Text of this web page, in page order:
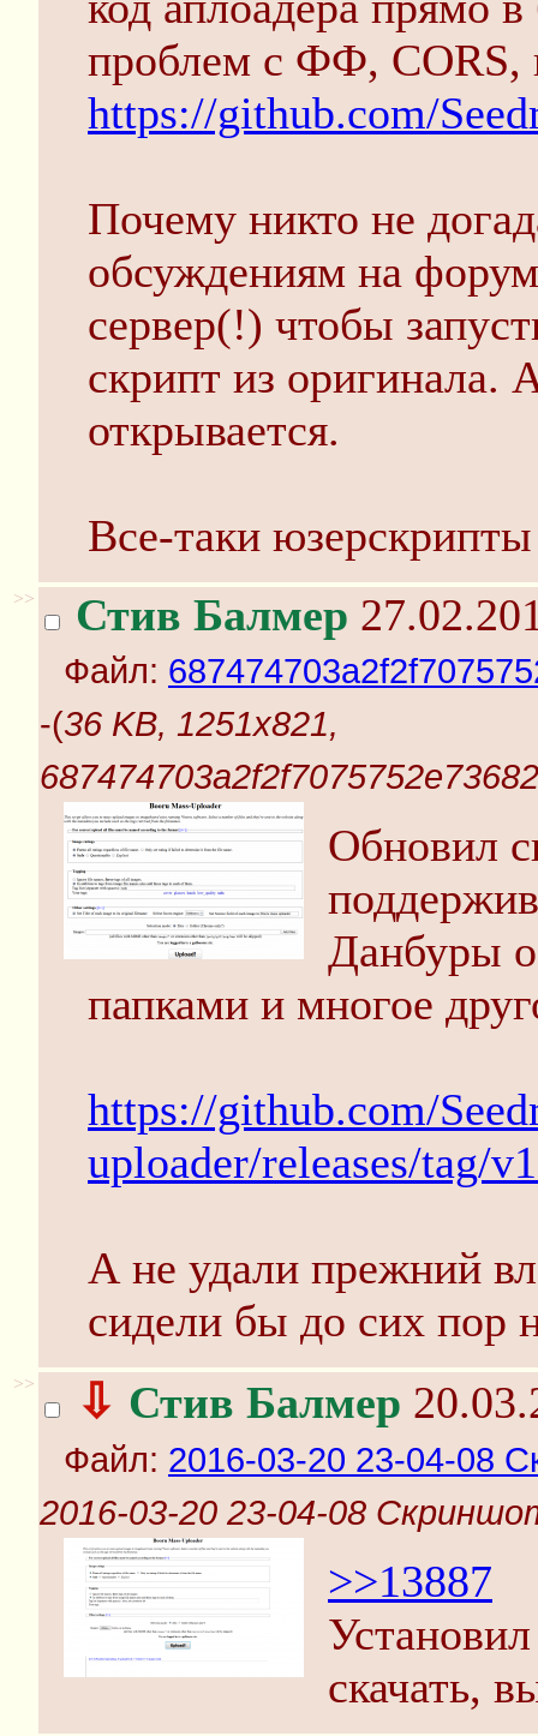
проблем с ФФ, CORS,
https://github.com/
Почему никто не
обсуждениям на
сервер(!) чтобы
скрипт из оригинала.
открывается.
Все-таки
>> Стив Балмер
Файл:
-(36 KB, 1251x821,
Обновил
Данбуры
папками и многое
https://github.com/
uploader/releases/tag/
А не удали прежний
сидели бы до сих пор
>> ⇩ Стив Балмер
Файл: 2016-03-20 23-04-08
2016-03-20 23-04-08
>>13887
скачать,